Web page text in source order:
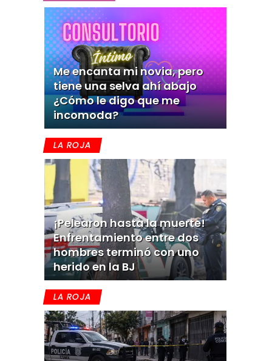
Me encanta mi novia, pero
tiene una selva ahí abajo
¿Cómo le digo que me
incomoda?
LA ROJA
¡Pelearon hasta la muerte!
Enfrentamiento entre dos
hombres terminó con uno
herido en la BJ
LA ROJA